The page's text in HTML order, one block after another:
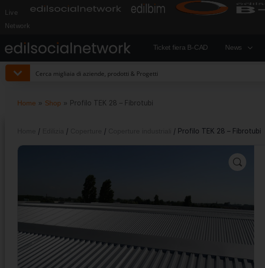
Live
Network
Ticket fiera B-CAD News
Home » Shop » Profilo TEK 28 – Fibrotubi
/ / / / Profilo TEK 28 – Fibrotubi